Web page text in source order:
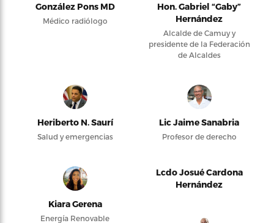
González Pons MD
Médico radiólogo
Hon. Gabriel “Gaby”
Hernández
Alcalde de Camuy y
presidente de la Federación
de Alcaldes
Heriberto N. Saurí
Salud y emergencias
Lic Jaime Sanabria
Profesor de derecho
Kiara Gerena
Energía Renovable
Lcdo Josué Cardona
Hernández